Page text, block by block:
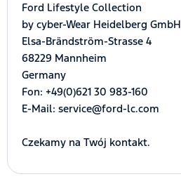
Ford Lifestyle Collection
by cyber-Wear Heidelberg GmbH
Elsa-Brändström-Strasse 4
68229 Mannheim
Germany
Fon: +49(0)621 30 983-160
E-Mail: service@ford-lc.com
Czekamy na Twój kontakt.